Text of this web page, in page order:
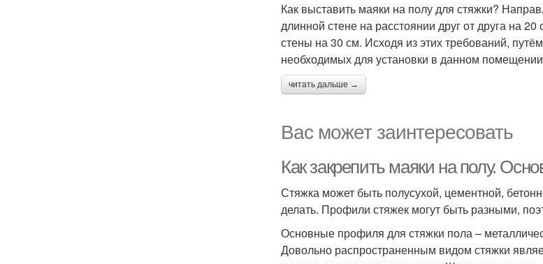
Как выставить маяки на полу для стяжки?
длинной стене на расстоянии друг от друга на
стены на 30 см. Исходя из этих требований,
необходимых для установки в данном помещении
читать дальше →
Вас может заинтересовать
Как закрепить маяки на полу.
Стяжка может быть полусухой, цементной,
делать. Профили стяжек могут быть разными,
Основные профиля для стяжки пола –
Довольно распространенным видом стяжки